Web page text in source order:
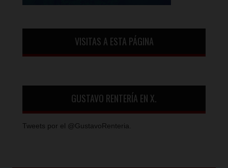
VISITAS A ESTA PÁGINA
GUSTAVO RENTERÍA EN X.
Tweets por el @GustavoRenteria.